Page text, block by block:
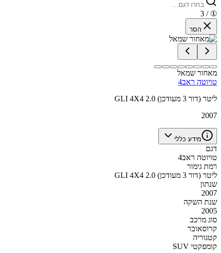
①
/ 3
הסר
מאחור שמאל
טויוטה ראב4
GLI 4X4 2.0 ליטר (דור 3 מעודכן)
2007
מידע כללי
דגם
טויוטה ראב4
רמת גימור
GLI 4X4 2.0 ליטר (דור 3 מעודכן)
שנתון
2007
שנת השקה
2005
סוג מרכב
קרוסאובר
קטגוריה
SUV קומפקטי